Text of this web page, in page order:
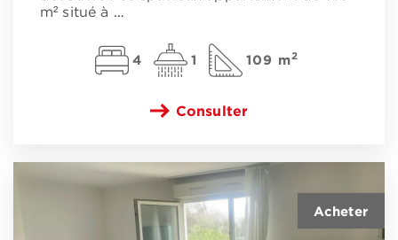
m² situé à …
4 1 109 m2
Consulter